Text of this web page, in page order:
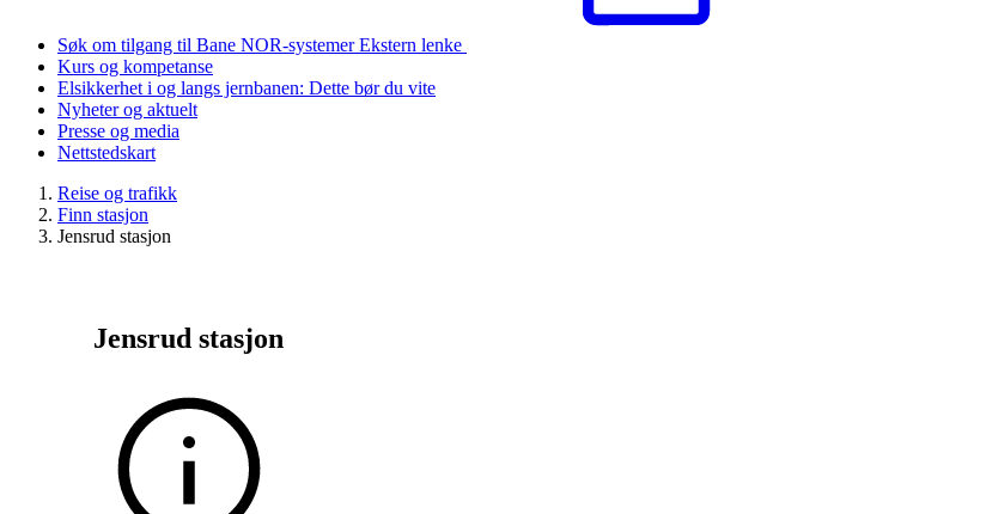
Søk om tilgang til Bane NOR-systemerEkstern lenke
Kurs og kompetanse
Elsikkerhet i og langs jernbanen: Dette bør du vite
Nyheter og aktuelt
Presse og media
Nettstedskart
Reise og trafikk
Finn stasjon
Jensrud stasjon
Jensrud stasjon